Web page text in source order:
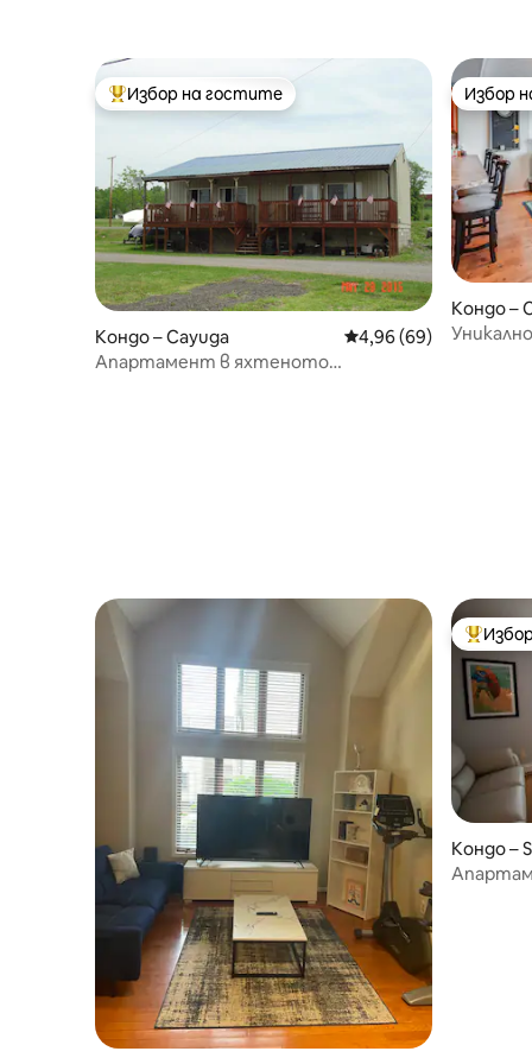
Най-популярен избор на гостите
Избор на гостите
Кондо – Cayuga Средна оценка: 4,96
4,96 (69)
Апартамент в яхтеното
Избор
Избор
Кондо –
Най-
Кондо –